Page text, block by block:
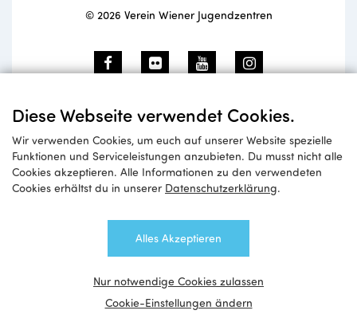
Diese Webseite verwendet Cookies.
Wir verwenden Cookies, um euch auf unserer Website spezielle
Funktionen und Serviceleistungen anzubieten. Du musst nicht alle
Cookies akzeptieren. Alle Informationen zu den verwendeten
Cookies erhältst du in unserer Datenschutzerklärung.
Alles Akzeptieren
Nur notwendige Cookies zulassen
Cookie-Einstellungen ändern
© 2026 Verein Wiener Jugendzentren
Newsletteranmeldung
Anmelden
Impressum Datenschutzerklärung